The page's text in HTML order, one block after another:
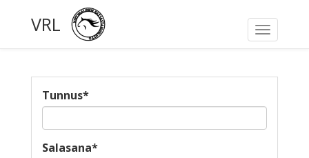
Toggle
VRL
Tunnus*
Salasana*